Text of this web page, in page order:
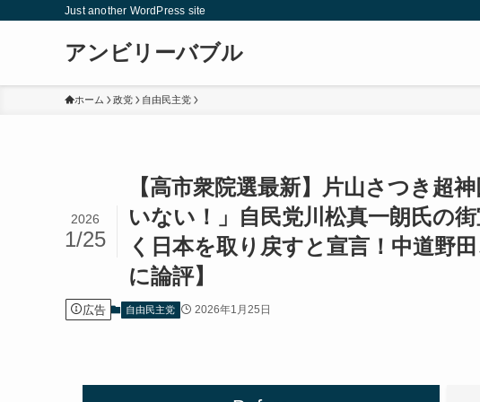
Just another WordPress site
アンビリーバブル
ホーム 政党 自由民主党
【高市衆院選最新】片山さつき超
いない！」自民党川松真一朗氏の
く日本を取り戻すと宣言！中道野
に論評】
2026
1/25
広告 自由民主党 2026年1月25日